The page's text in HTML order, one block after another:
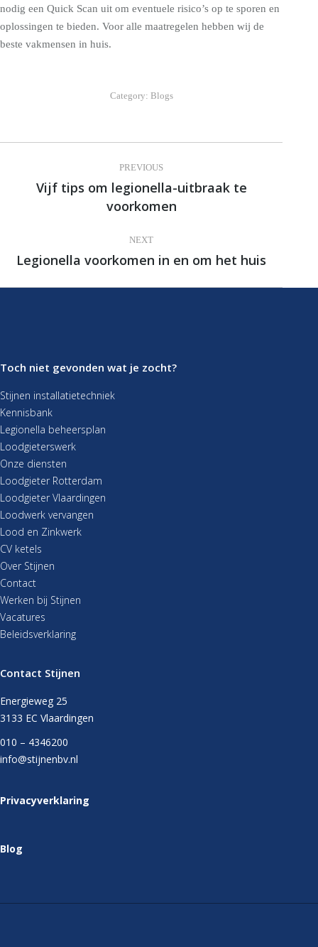
nodig een Quick Scan uit om eventuele risico’s op te sporen en
oplossingen te bieden. Voor alle maatregelen hebben wij de
beste vakmensen in huis.
Category: Blogs
navigation
PREVIOUS
Previous
post:
Vijf tips om legionella-uitbraak te
voorkomen
NEXT
Next
Legionella voorkomen in en om het huis
Toch niet gevonden wat je zocht?
Stijnen installatietechniek
Kennisbank
Legionella beheersplan
Loodgieterswerk
Onze diensten
Loodgieter Rotterdam
Loodgieter Vlaardingen
Loodwerk vervangen
Lood en Zinkwerk
CV ketels
Over Stijnen
Contact
Werken bij Stijnen
Vacatures
Beleidsverklaring
Contact Stijnen
Energieweg 25
3133 EC Vlaardingen
010 – 4346200
info@stijnenbv.nl
Privacyverklaring
Blog